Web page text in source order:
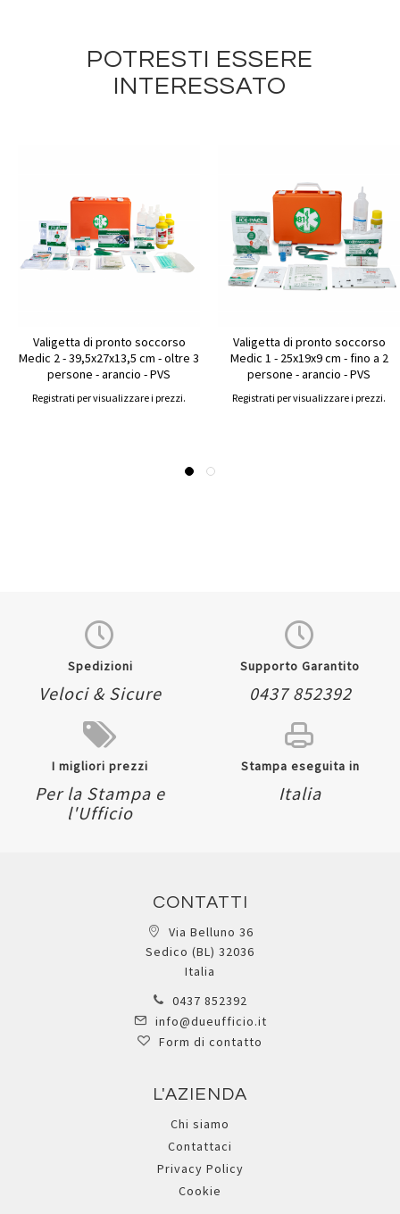
POTRESTI ESSERE
INTERESSATO
Valigetta di pronto soccorso
Medic 2 - 39,5x27x13,5 cm - oltre 3
persone - arancio - PVS
Registrati per visualizzare i prezzi.
Valigetta di pronto soccorso
Medic 1 - 25x19x9 cm - fino a 2
persone - arancio - PVS
Registrati per visualizzare i prezzi.
Spedizioni
Veloci & Sicure
Supporto Garantito
0437 852392
I migliori prezzi
Per la Stampa e
l'Ufficio
Stampa eseguita in
Italia
CONTATTI
Via Belluno 36
Sedico (BL) 32036
Italia
0437 852392
info@dueufficio.it
Form di contatto
L'AZIENDA
Chi siamo
Contattaci
Privacy Policy
Cookie